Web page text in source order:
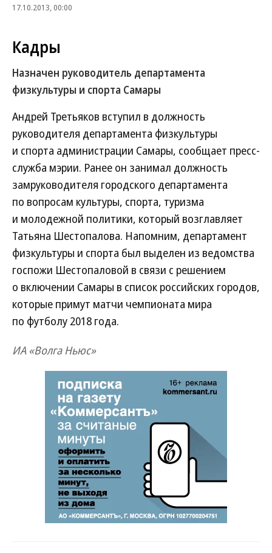
17.10.2013, 00:00
Кадры
Назначен руководитель департамента
физкультуры и спорта Самары
Андрей Третьяков вступил в должность
руководителя департамента физкультуры
и спорта администрации Самары, сообщает пресс-
служба мэрии. Ранее он занимал должность
замруководителя городского департамента
по вопросам культуры, спорта, туризма
и молодежной политики, который возглавляет
Татьяна Шестопалова. Напомним, департамент
физкультуры и спорта был выделен из ведомства
госпожи Шестопаловой в связи с решением
о включении Самары в список российских городов,
которые примут матчи чемпионата мира
по футболу 2018 года.
ИА «Волга Ньюс»